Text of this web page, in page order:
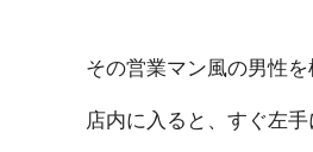
その営業マン風の男性を
店内に入ると、すぐ左